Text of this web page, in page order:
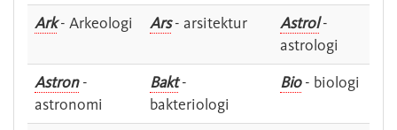
Ark- Arkeologi Ars- arsitektur Astrol-
astrologi
Astron-
astronomi
Bakt-
bakteriologi
Bio- biologi